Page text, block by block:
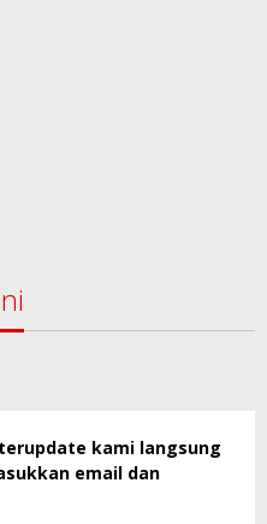
kami langsung
email dan